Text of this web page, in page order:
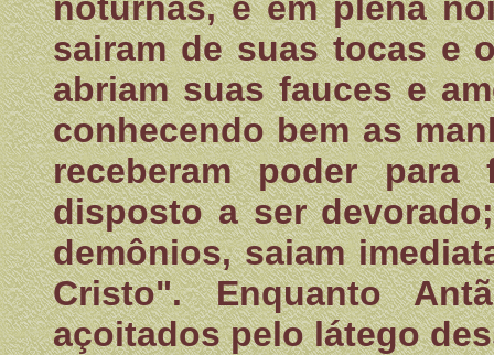
sairam de suas tocas e
abriam suas fauces e
conhecendo bem as
receberam poder
disposto a ser
demônios, saiam
Cristo". Enquanto
açoitados pelo látego